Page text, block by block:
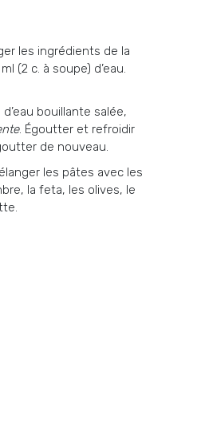
les ingrédients de la
(2 c. à soupe) d’eau.
bouillante salée,
. Égoutter et refroidir
de nouveau.
les pâtes avec les
la feta, les olives, le